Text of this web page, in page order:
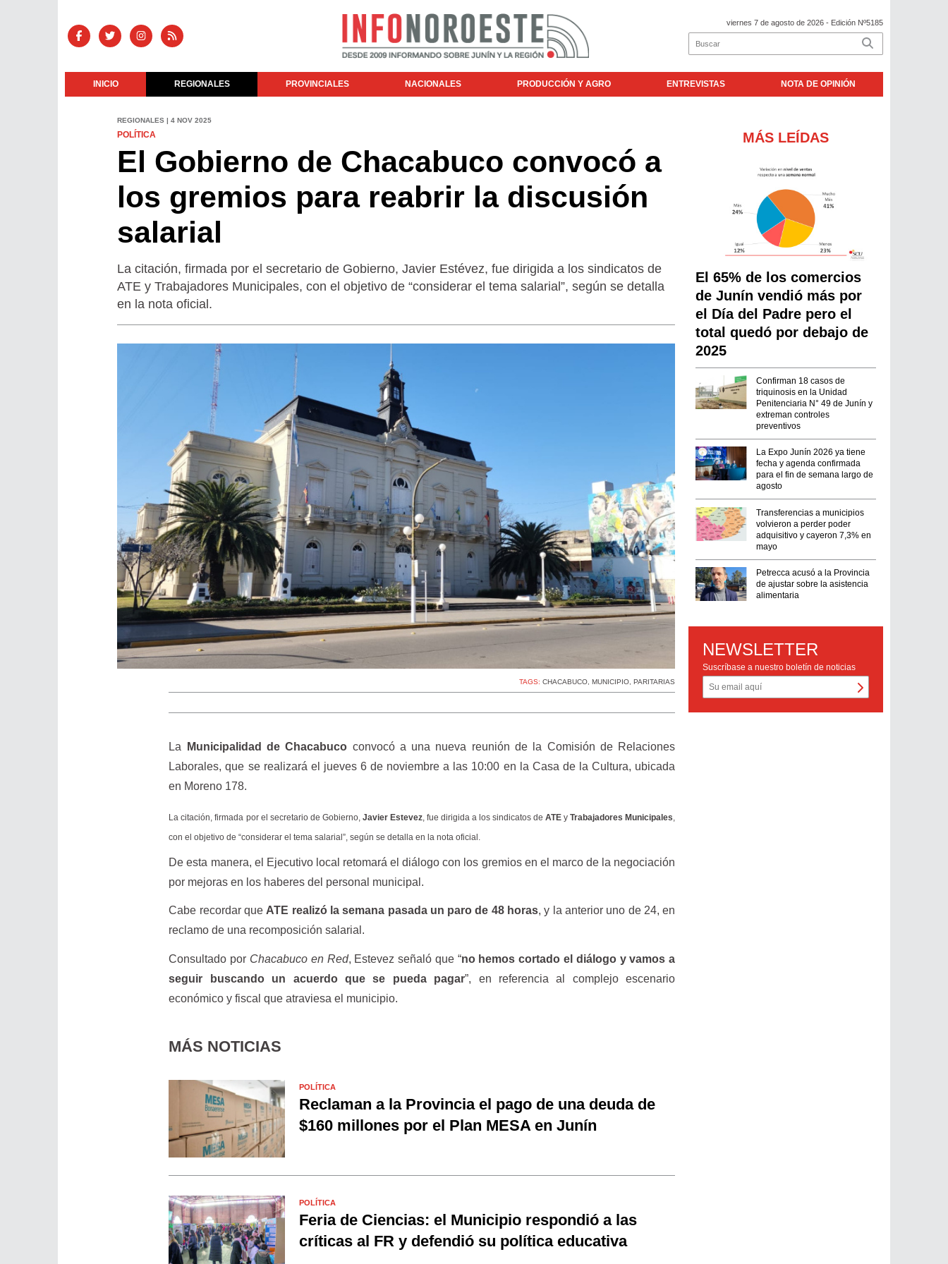
viernes 7 de agosto de 2026 - Edición Nº5185
INICIO REGIONALES PROVINCIALES NACIONALES PRODUCCIÓN Y AGRO ENTREVISTAS NOTA DE OPINIÓN
REGIONALES | 4 NOV 2025
POLÍTICA
El Gobierno de Chacabuco convocó a
los gremios para reabrir la discusión
salarial
La citación, firmada por el secretario de Gobierno, Javier Estévez, fue dirigida a los sindicatos de
ATE y Trabajadores Municipales, con el objetivo de “considerar el tema salarial”, según se detalla
en la nota oficial.
TAGS:CHACABUCO ,MUNICIPIO ,PARITARIAS
La Municipalidad de Chacabuco convocó a una nueva reunión de la Comisión de Relaciones
Laborales, que se realizará el jueves 6 de noviembre a las 10:00 en la Casa de la Cultura, ubicada
en Moreno 178.
La citación, firmada por el secretario de Gobierno, Javier Estevez, fue dirigida a los sindicatos deATE yTrabajadores Municipales,
con el objetivo de “considerar el tema salarial”, según se detalla en la nota oficial.
De esta manera, el Ejecutivo local retomará el diálogo con los gremios en el marco de la negociación
por mejoras en los haberes del personal municipal.
Cabe recordar que ATE realizó la semana pasada un paro de 48 horas, y la anterior uno de 24, en
reclamo de una recomposición salarial.
Consultado por Chacabuco en Red, Estevez señaló que “no hemos cortado el diálogo y vamos a
seguir buscando un acuerdo que se pueda pagar”, en referencia al complejo escenario
económico y fiscal que atraviesa el municipio.
MÁS NOTICIAS
POLÍTICA
Reclaman a la Provincia el pago de una deuda de
$160 millones por el Plan MESA en Junín
POLÍTICA
Feria de Ciencias: el Municipio respondió a las
críticas al FR y defendió su política educativa
MÁS LEÍDAS
El 65% de los comercios
de Junín vendió más por
el Día del Padre pero el
total quedó por debajo de
2025
Confirman 18 casos de
triquinosis en la Unidad
Penitenciaria N° 49 de Junín y
extreman controles
preventivos
La Expo Junín 2026 ya tiene
fecha y agenda confirmada
para el fin de semana largo de
agosto
Transferencias a municipios
volvieron a perder poder
adquisitivo y cayeron 7,3% en
mayo
Petrecca acusó a la Provincia
de ajustar sobre la asistencia
alimentaria
NEWSLETTER
Suscríbase a nuestro boletín de noticias